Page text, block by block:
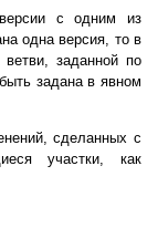
с одним из
одна версия, то в
ветви, заданной по
задана в явном
сделанных с
участки, как